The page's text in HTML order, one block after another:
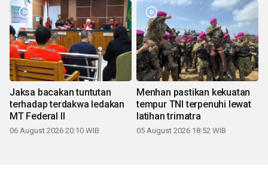
Jaksa bacakan tuntutan
terhadap terdakwa ledakan
MT Federal II
06 August 2026 20:10 WIB
Menhan pastikan kekuatan
tempur TNI terpenuhi lewat
latihan trimatra
05 August 2026 18:52 WIB